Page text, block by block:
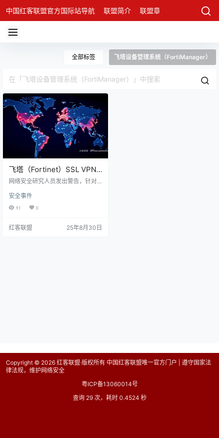
中国红客联盟官方国际站导航 联盟简介 联盟章程 联盟架构
全部标签 飞塔设备管理系统（FortiManager）
飞塔（Fortinet）SSL VPN
遭遇全球暴力破解攻击潮，
FortiManager
网络安全研究人员发出警告，针对
暴力破解流量出现 “显著激增”。 据
威胁情报公司 GreyNoise 透露，20
与其中。 在过去 24 小时内，已检
安全事件
91 0
红客联盟 25年8月30日
Copyright © 2026 红客联盟·版权所有 中国红客联盟唯一官方门户 | 遵守国家法
律法规，维护网络安全
粤ICP备13060014号
查询 29 次，耗时 0.4524 秒